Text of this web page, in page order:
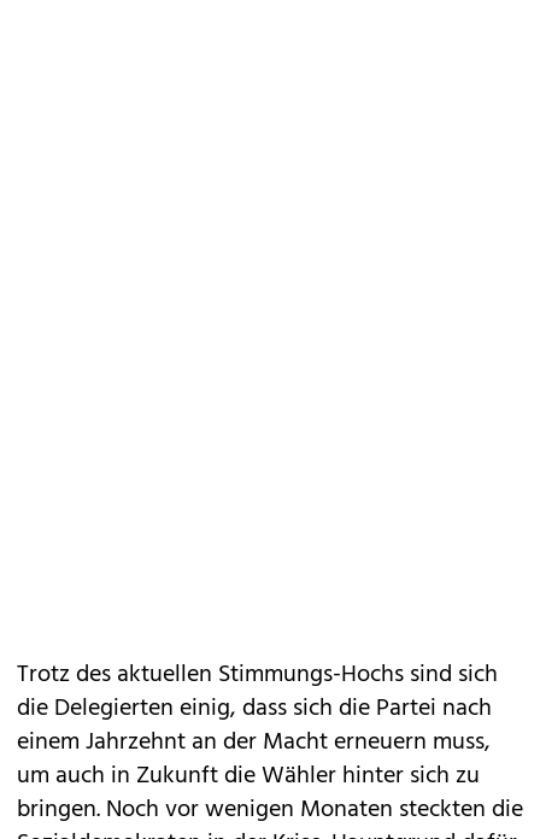
Trotz des aktuellen Stimmungs-Hochs sind sich
die Delegierten einig, dass sich die Partei nach
einem Jahrzehnt an der Macht erneuern muss,
um auch in Zukunft die Wähler hinter sich zu
bringen. Noch vor wenigen Monaten steckten die